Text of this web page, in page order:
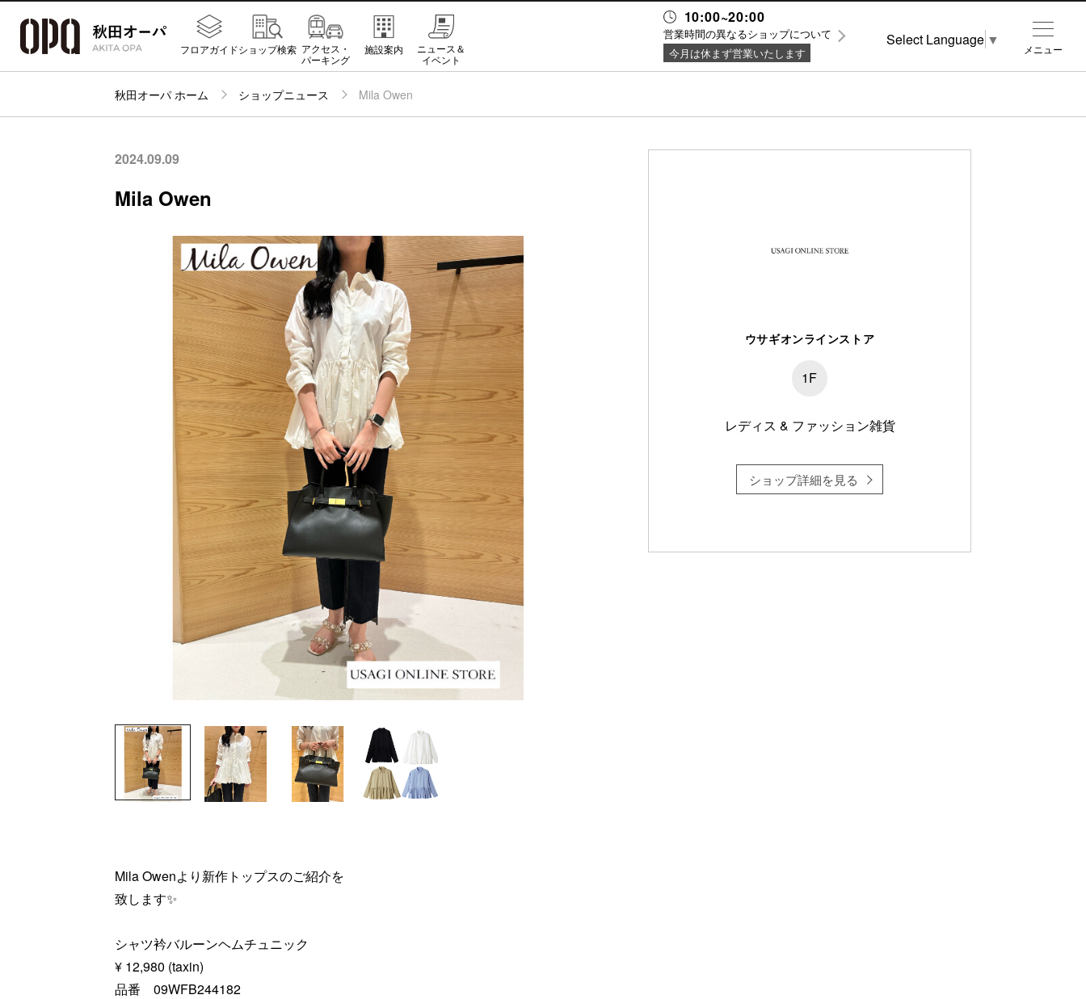
10:00~20:00
営業時間の異なるショップについて
今月は休まず営業いたします
フロアガイドショップ検索 アクセス・
パーキング
施設案内
ニュース＆
イベント
秋田オーパ ホーム ショップニュース Mila Owen
2024.09.09
Mila Owen
Mila Owenより新作トップスのご紹介を
致します✨
シャツ衿バルーンヘムチュニック
¥ 12,980 (taxin)
品番 09WFB244182
ウサギオンラインストア
1F
レディス & ファッション雑貨
ショップ詳細を見る
メニュー
Select Language ▼